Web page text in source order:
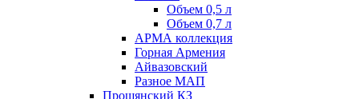
Объем 0,5 л
Объем 0,7 л
АРМА коллекция
Горная Армения
Айвазовский
Разное МАП
Прошянский КЗ